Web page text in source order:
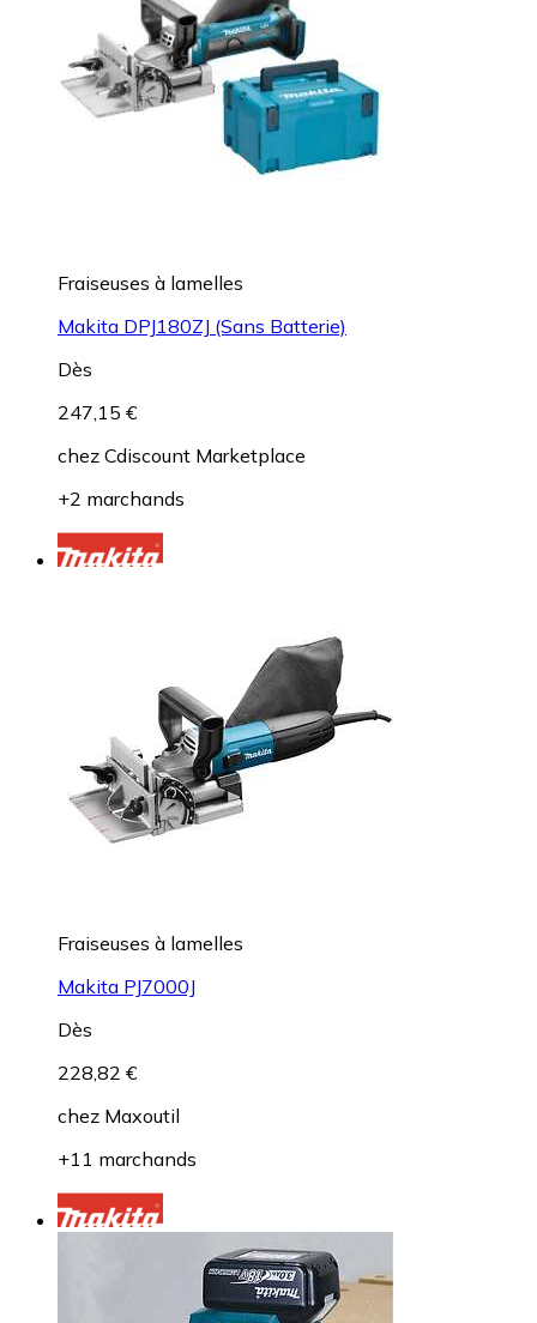
Fraiseuses à lamelles
Makita DPJ180ZJ (Sans Batterie)
Dès
247,15 €
chez Cdiscount Marketplace
+2 marchands
Fraiseuses à lamelles
Makita PJ7000J
Dès
228,82 €
chez Maxoutil
+11 marchands